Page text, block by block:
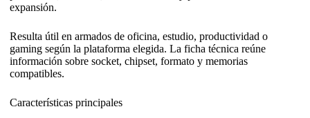
expansión.
Resulta útil en armados de oficina, estudio, productividad o
gaming según la plataforma elegida. La ficha técnica reúne
información sobre socket, chipset, formato y memorias
compatibles.
Características principales